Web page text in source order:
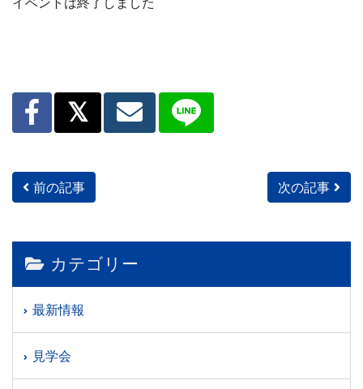
前の記事 次の記事
カテゴリー
最新情報
見学会